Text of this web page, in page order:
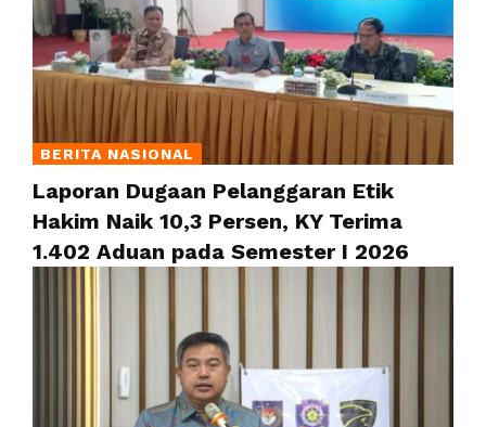
BERITA NASIONAL
Laporan Dugaan Pelanggaran Etik
Hakim Naik 10,3 Persen, KY Terima
1.402 Aduan pada Semester I 2026